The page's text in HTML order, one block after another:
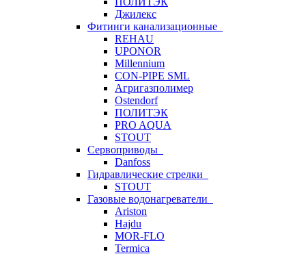
Джилекс
Фитинги канализационные
REHAU
UPONOR
Millennium
CON-PIPE SML
Агригазполимер
Ostendorf
ПОЛИТЭК
PRO AQUA
STOUT
Сервоприводы
Danfoss
Гидравлические стрелки
STOUT
Газовые водонагреватели
Ariston
Hajdu
MOR-FLO
Termica